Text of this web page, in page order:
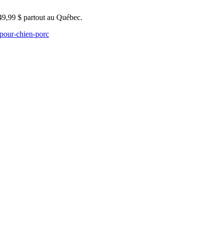
$ partout au Québec.
chien-porc